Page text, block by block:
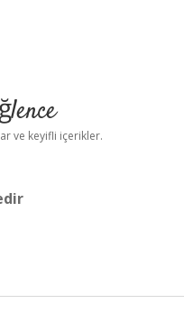
ve keyifli içerikler.